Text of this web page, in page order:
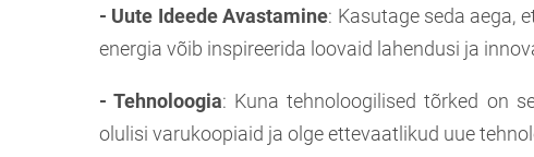
- Uute Ideede Avastamine: Kasutage seda aega,
energia võib inspireerida loovaid lahendusi ja
- Tehnoloogia: Kuna tehnoloogilised tõrked on
olulisi varukoopiaid ja olge ettevaatlikud uue